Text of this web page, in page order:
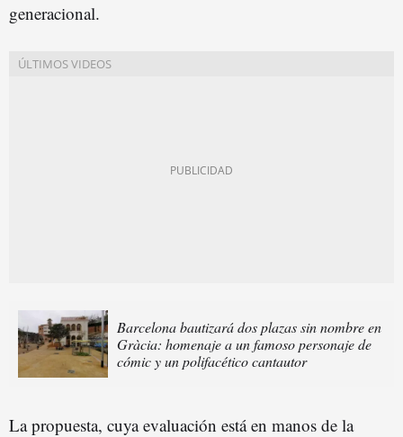
generacional.
Barcelona bautizará dos plazas sin nombre en
Gràcia: homenaje a un famoso personaje de
cómic y un polifacético cantautor
La propuesta, cuya evaluación está en manos de la